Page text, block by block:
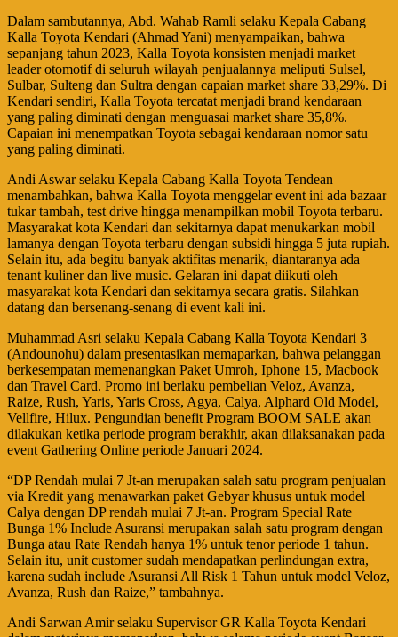
Dalam sambutannya, Abd. Wahab Ramli selaku Kepala Cabang
Kalla Toyota Kendari (Ahmad Yani) menyampaikan, bahwa
sepanjang tahun 2023, Kalla Toyota konsisten menjadi market
leader otomotif di seluruh wilayah penjualannya meliputi Sulsel,
Sulbar, Sulteng dan Sultra dengan capaian market share 33,29%. Di
Kendari sendiri, Kalla Toyota tercatat menjadi brand kendaraan
yang paling diminati dengan menguasai market share 35,8%.
Capaian ini menempatkan Toyota sebagai kendaraan nomor satu
yang paling diminati.
Andi Aswar selaku Kepala Cabang Kalla Toyota Tendean
menambahkan, bahwa Kalla Toyota menggelar event ini ada bazaar
tukar tambah, test drive hingga menampilkan mobil Toyota terbaru.
Masyarakat kota Kendari dan sekitarnya dapat menukarkan mobil
lamanya dengan Toyota terbaru dengan subsidi hingga 5 juta rupiah.
Selain itu, ada begitu banyak aktifitas menarik, diantaranya ada
tenant kuliner dan live music. Gelaran ini dapat diikuti oleh
masyarakat kota Kendari dan sekitarnya secara gratis. Silahkan
datang dan bersenang-senang di event kali ini.
Muhammad Asri selaku Kepala Cabang Kalla Toyota Kendari 3
(Andounohu) dalam presentasikan memaparkan, bahwa pelanggan
berkesempatan memenangkan Paket Umroh, Iphone 15, Macbook
dan Travel Card. Promo ini berlaku pembelian Veloz, Avanza,
Raize, Rush, Yaris, Yaris Cross, Agya, Calya, Alphard Old Model,
Vellfire, Hilux. Pengundian benefit Program BOOM SALE akan
dilakukan ketika periode program berakhir, akan dilaksanakan pada
event Gathering Online periode Januari 2024.
“DP Rendah mulai 7 Jt-an merupakan salah satu program penjualan
via Kredit yang menawarkan paket Gebyar khusus untuk model
Calya dengan DP rendah mulai 7 Jt-an. Program Special Rate
Bunga 1% Include Asuransi merupakan salah satu program dengan
Bunga atau Rate Rendah hanya 1% untuk tenor periode 1 tahun.
Selain itu, unit customer sudah mendapatkan perlindungan extra,
karena sudah include Asuransi All Risk 1 Tahun untuk model Veloz,
Avanza, Rush dan Raize,” tambahnya.
Andi Sarwan Amir selaku Supervisor GR Kalla Toyota Kendari